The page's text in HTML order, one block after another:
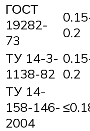
ГОСТ
19282-
73
0.2
TУ 14-3-
1138-82 0.2
TУ 14-
158-146-
2004